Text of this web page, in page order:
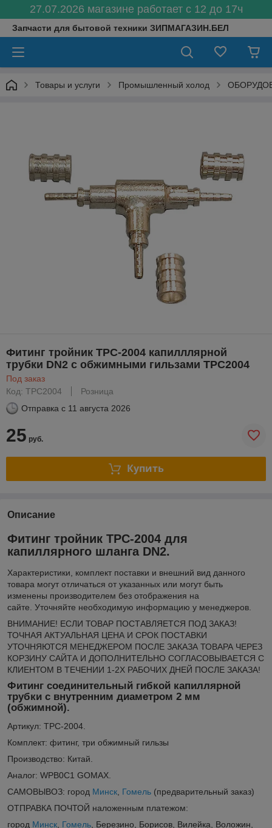
27.07.2026 магазине работает с 12 до 17ч
Запчасти для бытовой техники ЗИПМАГАЗИН.БЕЛ
Товары и услуги Промышленный холод
Фитинг тройник TPC-2004 капилллярной
трубки DN2 с обжимными гильзами TPC2004
Под заказ
Код: TPC2004
Розница
Отправка с 11 августа 2026
25 руб.
Купить
Описание
Фитинг тройник TPC-2004 для
капиллярного шланга DN2.
Xарактеристики, комплект поставки и внешний вид данного
товара могут отличаться от указанных или могут быть
изменены производителем без отображения на
сайте. Уточняйте необходимую информацию у менеджеров.
ВНИМАНИЕ! ЕСЛИ ТОВАР ПОСТАВЛЯЕТСЯ ПОД ЗАКАЗ!
ТОЧНАЯ АКТУАЛЬНАЯ ЦЕНА И СРОК ПОСТАВКИ
УТОЧНЯЮТСЯ МЕНЕДЖЕРОМ ПОСЛЕ ЗАКАЗА ТОВАРА ЧЕРЕЗ
КОРЗИНУ САЙТА И ДОПОЛНИТЕЛЬНО СОГЛАСОВЫВАЕТСЯ С
КЛИЕНТОМ В ТЕЧЕНИИ 1-2Х РАБОЧИХ ДНЕЙ ПОСЛЕ ЗАКАЗА!
Фитинг соединительный гибкой капиллярной
трубки с внутренним диаметром 2 мм
(обжимной).
Артикул: TPC-2004.
Комплект: фитинг, три обжимный гильзы
Производство: Китай.
Аналог: WPB0C1 GOMAX.
САМОВЫВОЗ: город Минск, Гомель (предварительный заказ)
ОТПРАВКА ПОЧТОЙ наложенным платежом:
город Минск, Гомель, Березино, Борисов, Вилейка, Воложин,